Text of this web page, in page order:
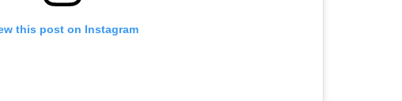
this post on Instagram